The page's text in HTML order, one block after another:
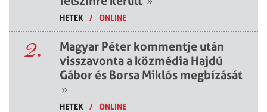
HETEK / ONLINE
2.
Magyar Péter kommentje után
visszavonta a közmédia Hajdú
Gábor és Borsa Miklós megbízását
»
HETEK / ONLINE